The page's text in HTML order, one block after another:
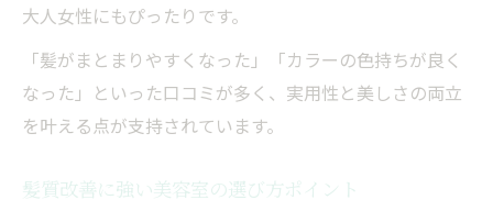
大人女性にもぴったりです。
「髪がまとまりやすくなった」「カラーの色持ちが良く
なった」といった口コミが多く、実用性と美しさの両立
を叶える点が支持されています。
髪質改善に強い美容室の選び方ポイント